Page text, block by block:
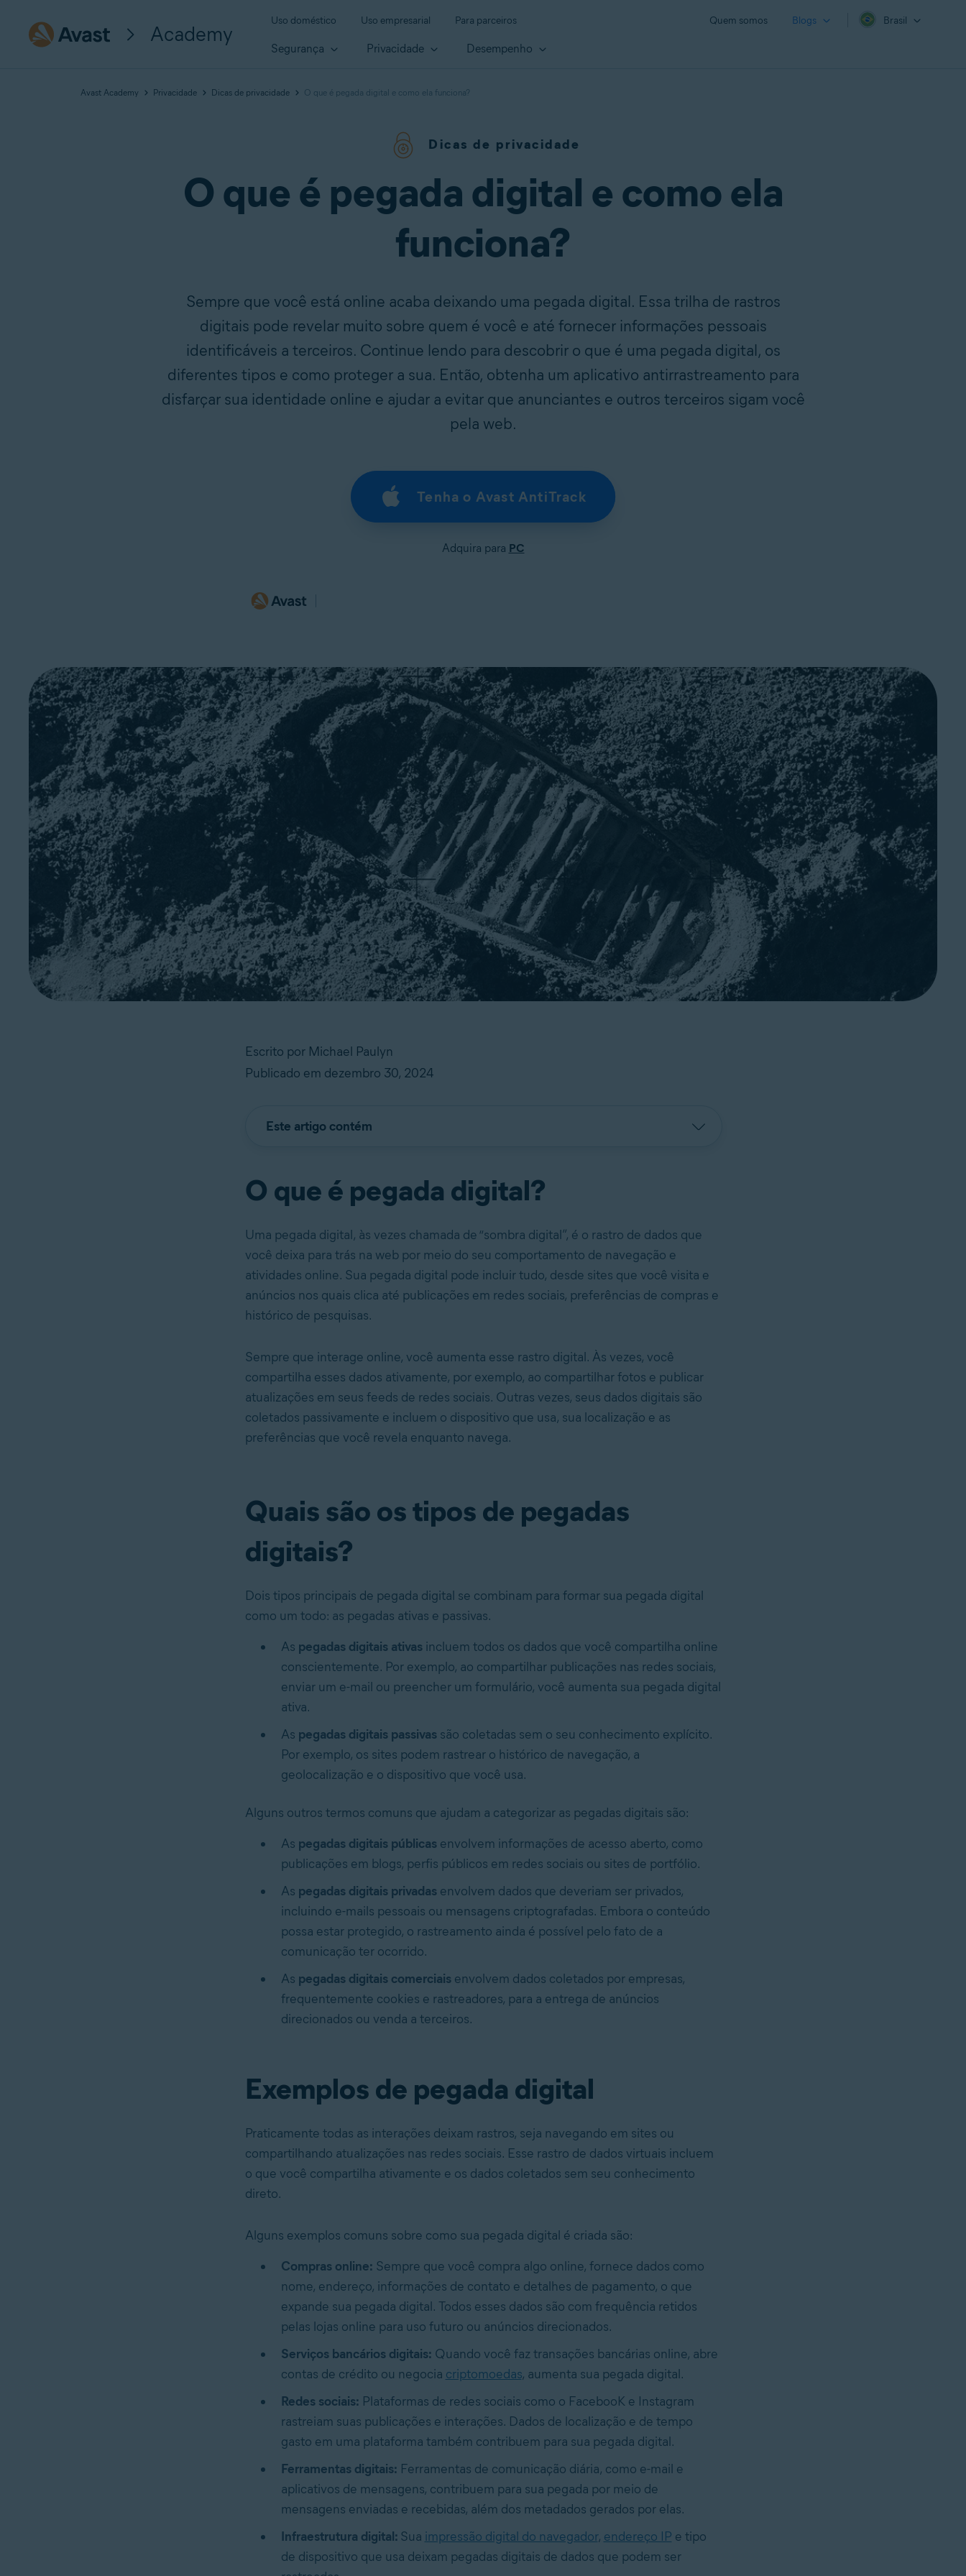
Academy
Uso doméstico Uso empresarial Para parceiros Quem somos Blogs Brasil
Segurança Privacidade Desempenho
Avast Academy Privacidade Dicas de privacidade O que é pegada digital e como ela funciona?
Dicas de privacidade
O que é pegada digital e como ela
funciona?
Sempre que você está online acaba deixando uma pegada digital. Essa trilha de rastros
digitais pode revelar muito sobre quem é você e até fornecer informações pessoais
identificáveis a terceiros. Continue lendo para descobrir o que é uma pegada digital, os
diferentes tipos e como proteger a sua. Então, obtenha um aplicativo antirrastreamento para
disfarçar sua identidade online e ajudar a evitar que anunciantes e outros terceiros sigam você
pela web.
Tenha o Avast AntiTrack
Adquira para PC
Escrito por Michael Paulyn
Publicado em dezembro 30, 2024
Este artigo contém
O que é pegada digital?
Uma pegada digital, às vezes chamada de “sombra digital”, é o rastro de dados que
você deixa para trás na web por meio do seu comportamento de navegação e
atividades online. Sua pegada digital pode incluir tudo, desde sites que você visita e
anúncios nos quais clica até publicações em redes sociais, preferências de compras e
histórico de pesquisas.
Sempre que interage online, você aumenta esse rastro digital. Às vezes, você
compartilha esses dados ativamente, por exemplo, ao compartilhar fotos e publicar
atualizações em seus feeds de redes sociais. Outras vezes, seus dados digitais são
coletados passivamente e incluem o dispositivo que usa, sua localização e as
preferências que você revela enquanto navega.
Quais são os tipos de pegadas
digitais?
Dois tipos principais de pegada digital se combinam para formar sua pegada digital
como um todo: as pegadas ativas e passivas.
As pegadas digitais ativas incluem todos os dados que você compartilha online
conscientemente. Por exemplo, ao compartilhar publicações nas redes sociais,
enviar um e-mail ou preencher um formulário, você aumenta sua pegada digital
ativa.
As pegadas digitais passivassão coletadas sem o seu conhecimento explícito.
Por exemplo, os sites podem rastrear o histórico de navegação, a
geolocalização e o dispositivo que você usa.
Alguns outros termos comuns que ajudam a categorizar as pegadas digitais são:
As pegadas digitais públicasenvolvem informações de acesso aberto, como
publicações em blogs, perfis públicos em redes sociais ou sites de portfólio.
As pegadas digitais privadasenvolvem dados que deveriam ser privados,
incluindo e-mails pessoais ou mensagens criptografadas. Embora o conteúdo
possa estar protegido, o rastreamento ainda é possível pelo fato de a
comunicação ter ocorrido.
As pegadas digitais comerciaisenvolvem dados coletados por empresas,
frequentemente cookies e rastreadores, para a entrega de anúncios
direcionados ou venda a terceiros.
Exemplos de pegada digital
Praticamente todas as interações deixam rastros, seja navegando em sites ou
compartilhando atualizações nas redes sociais. Esse rastro de dados virtuais incluem
o que você compartilha ativamente e os dados coletados sem seu conhecimento
direto.
Alguns exemplos comuns sobre como sua pegada digital é criada são:
Compras online: Sempre que você compra algo online, fornece dados como
nome, endereço, informações de contato e detalhes de pagamento, o que
expande sua pegada digital. Todos esses dados são com frequência retidos
pelas lojas online para uso futuro ou anúncios direcionados.
Serviços bancários digitais: Quando você faz transações bancárias online, abre
contas de crédito ou negocia criptomoedas, aumenta sua pegada digital.
Redes sociais: Plataformas de redes sociais como o FacebooK e Instagram
rastreiam suas publicações e interações. Dados de localização e de tempo
gasto em uma plataforma também contribuem para sua pegada digital.
Ferramentas digitais: Ferramentas de comunicação diária, como e-mail e
aplicativos de mensagens, contribuem para sua pegada por meio de
mensagens enviadas e recebidas, além dos metadados gerados por elas.
Infraestrutura digital: Sua impressão digital do navegador, endereço IP e tipo
de dispositivo que usa deixam pegadas digitais de dados que podem ser